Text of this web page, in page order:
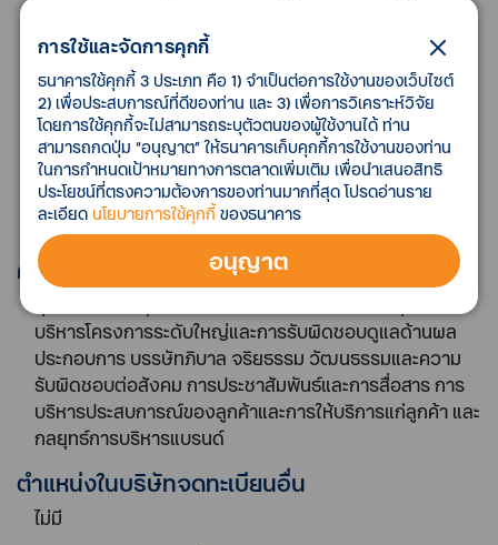
IT Risk Management Training for ROC
หลักสูตรของสมาคมส่งเสริมสถาบันกรรมการบริษัทไทย
(IOD)
The Board’s Role in Mergers and Acquisitions
(รุ่นที่ 15/2568)
Director Accreditation Program (รุ่นที่
234/2568)
Strategic Board Master Class (รุ่นที่ 6/2562)
ความเชี่ยวชาญ
บริหารโครงการระดับใหญ่และการรับผิดชอบดูแลด้านผล
ประกอบการ บรรษัทภิบาล จริยธรรม วัฒนธรรมและความ
รับผิดชอบต่อสังคม การประชาสัมพันธ์และการสื่อสาร การ
บริหารประสบการณ์ของลูกค้าและการให้บริการแก่ลูกค้า และ
กลยุทธ์การบริหารแบรนด์
ตำแหน่งในบริษัทจดทะเบียนอื่น
ไม่มี
การใช้และจัดการคุกกี้
ธนาคารใช้คุกกี้ 3 ประเภท คือ 1) จำเป็นต่อการใช้งานของเว็บไซต์
2) เพื่อประสบการณ์ที่ดีของท่าน และ 3) เพื่อการวิเคราะห์วิจัย
โดยการใช้คุกกี้จะไม่สามารถระบุตัวตนของผู้ใช้งานได้ ท่าน
สามารถกดปุ่ม “อนุญาต” ให้ธนาคารเก็บคุกกี้การใช้งานของท่าน
ในการกำหนดเป้าหมายทางการตลาดเพิ่มเติม เพื่อนำเสนอสิทธิ
ประโยชน์ที่ตรงความต้องการของท่านมากที่สุด โปรดอ่านราย
ละเอียด นโยบายการใช้คุกกี้ ของธนาคาร
อนุญาต